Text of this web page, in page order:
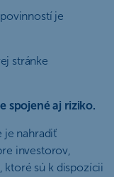
je
stránke
spojené aj riziko.
je nahradiť
investorov,
ktoré sú k dispozícii